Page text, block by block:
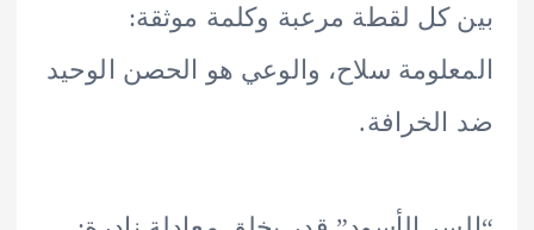
كل لقطة مرعبة وكلمة موثقة:
سلاح، والوعي هو الحصن الوحيد